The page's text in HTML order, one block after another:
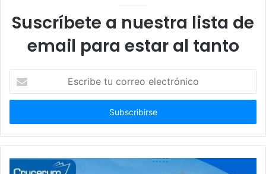
Suscríbete a nuestra lista de
email para estar al tanto
correo